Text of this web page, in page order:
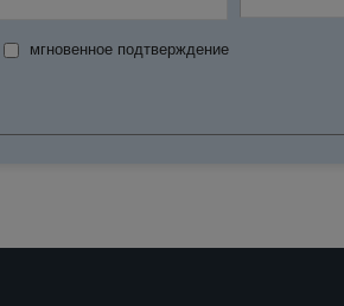
мгновенное подтверждение